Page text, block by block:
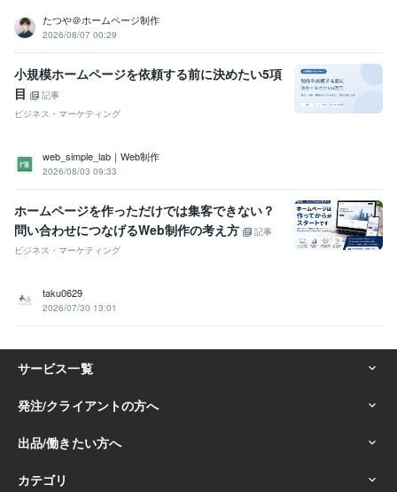
たつや＠ホームページ制作
2026/08/07 00:29
小規模ホームページを依頼する前に決めたい5項
目
記事
ビジネス・マーケティング
web_simple_lab｜Web制作
2026/08/03 09:33
ホームページを作っただけでは集客できない？
問い合わせにつなげるWeb制作の考え方
記事
ビジネス・マーケティング
taku0629
2026/07/30 13:01